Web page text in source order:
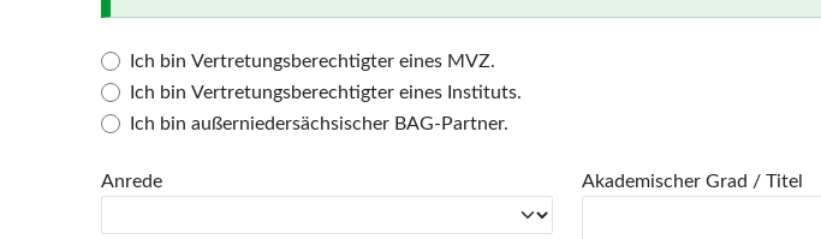
Ich bin Vertretungsberechtigter eines MVZ.
Ich bin Vertretungsberechtigter eines Instituts.
Ich bin außerniedersächsischer BAG-Partner.
Anrede Akademischer Grad / Titel